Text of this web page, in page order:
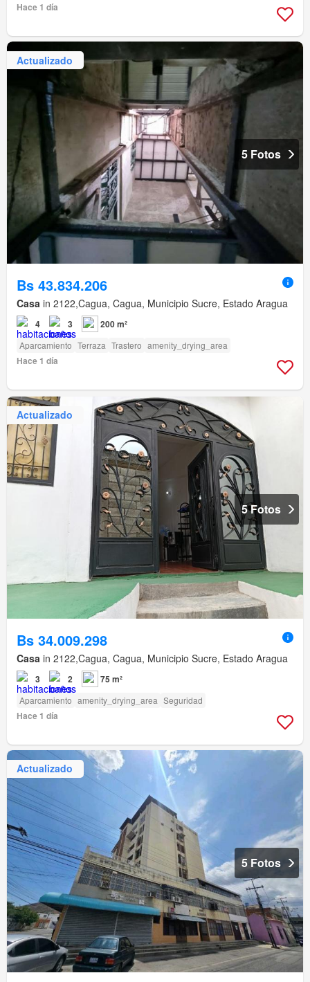
Hace 1 día
Actualizado
5 Fotos
Bs 43.834.206
Casa in 2122,Cagua, Cagua, Municipio Sucre, Estado Aragua
4 3 200 m²
Aparcamiento Terraza Trastero amenity_drying_area
Hace 1 día
Actualizado
5 Fotos
Bs 34.009.298
Casa in 2122,Cagua, Cagua, Municipio Sucre, Estado Aragua
3 2 75 m²
Aparcamiento amenity_drying_area Seguridad
Hace 1 día
Actualizado
5 Fotos